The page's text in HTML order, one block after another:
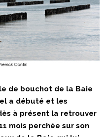
de bouchot de la Baie
a débuté et les
à présent la retrouver
mois perchée sur son